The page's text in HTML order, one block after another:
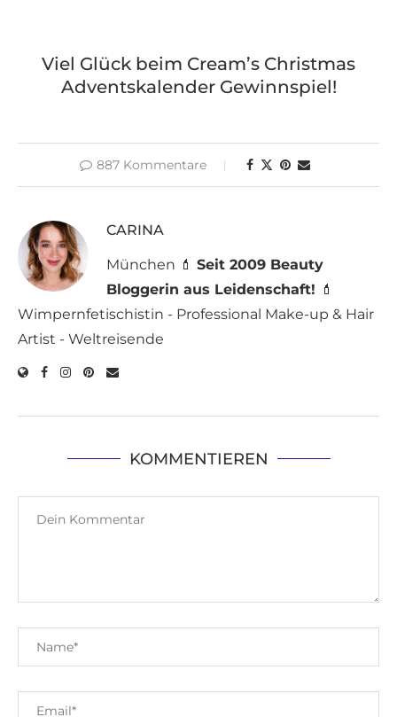
Viel Glück beim Cream’s Christmas
Adventskalender Gewinnspiel!
887 Kommentare
CARINA
München 💄 Seit 2009 Beauty
Bloggerin aus Leidenschaft! 💄
Wimpernfetischistin - Professional Make-up & Hair
Artist - Weltreisende
KOMMENTIEREN